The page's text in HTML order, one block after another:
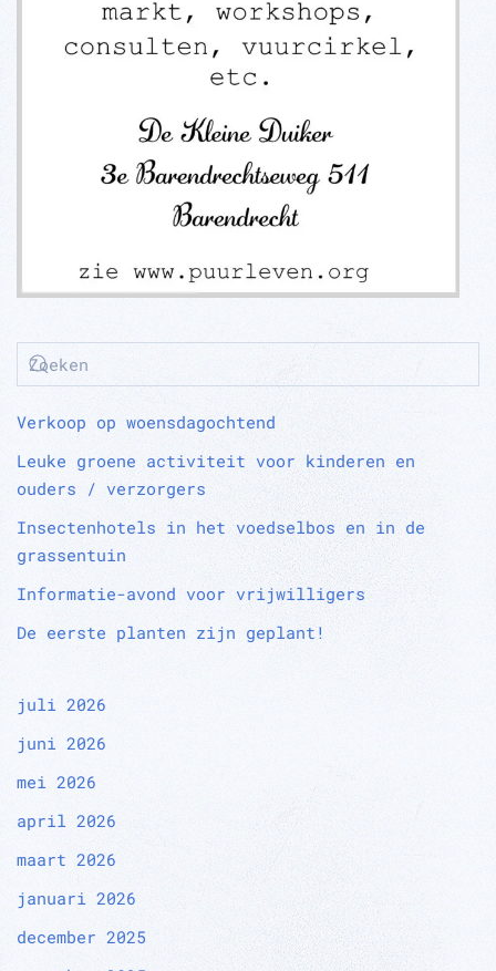
Verkoop op woensdagochtend
Leuke groene activiteit voor kinderen en
ouders / verzorgers
Insectenhotels in het voedselbos en in de
grassentuin
Informatie-avond voor vrijwilligers
De eerste planten zijn geplant!
juli 2026
juni 2026
mei 2026
april 2026
maart 2026
januari 2026
december 2025